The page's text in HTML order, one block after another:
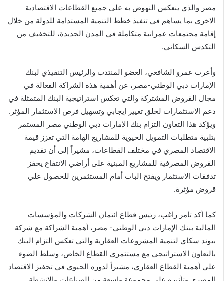
مصر والذي ينعكس النهوض به على جميع القطاعات الاقتصادية
الاخرى بما يساهم في تنفيذ خطط التنمية المستدامة للدولة من خلال
إقامة مجتمعات عمرانية متكاملة في المدن الجديدة، للتخفيف من
التكدس السكاني.
وأعرب عمرو الشافعي، العضو المنتدب والرئيس التنفيذي لبنك
الإمارات دبي الوطني-مصر، عن أهمية هذه الشراكة الفعالة في
مجال القروض المشتركة والتي تعكس استراتيجية البنك المتمثلة في
دعم الاستثمارات لخلق تغيير إيجابي وتسهيل فرص الاستثمار المؤثر.
ويؤكد هذا التعاون التزام بنك الإمارات دبي الوطني مصر المستمر
بتلبية متطلبات التمويل الحيوية للمشاريع الهامة التي تعزز قيمة
الاقتصاد المصري في مختلف القطاعات، مشيراً إلى أن تقديم
القروض المصرفية للمشاريع المبنية على أراضي الانتفاع يحفز
تدفقات الاستثمار ويفتح الباب أمام المستثمرين للحصول علي
قروض مؤثرة.
كما أكد تامر راغب، رئيس قطاع ائتمان الشركات والمؤسسات
المالية ببنك الإمارات دبي الوطني- مصر، أهمية الشراكة مع شركة
بيوند سكاي لتنمية المشروعات العقارية والتي تعكس التزام البنك
بالتعاون الاستراتيجي مع مستثمري القطاع الخاص، وسلط الضوء
علي أهمية القطاع العقاري، مشيراً لدوره الحيوي في تحفيز الاقتصاد